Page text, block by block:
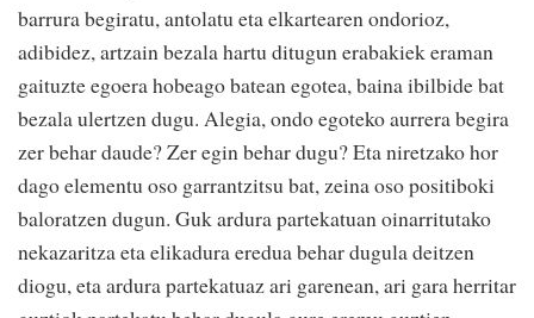
barrura begiratu, antolatu eta elkartearen ondorioz,
adibidez, artzain bezala hartu ditugun erabakiek eraman
gaituzte egoera hobeago batean egotea, baina ibilbide bat
bezala ulertzen dugu. Alegia, ondo egoteko aurrera begira
zer behar daude? Zer egin behar dugu? Eta niretzako hor
dago elementu oso garrantzitsu bat, zeina oso positiboki
baloratzen dugun. Guk ardura partekatuan oinarritutako
nekazaritza eta elikadura eredua behar dugula deitzen
diogu, eta ardura partekatuaz ari garenean, ari gara herritar